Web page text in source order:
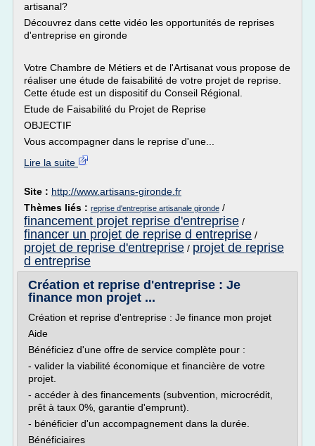
artisanal?
Découvrez dans cette vidéo les opportunités de reprises
d'entreprise en gironde
Votre Chambre de Métiers et de l'Artisanat vous propose de
réaliser une étude de faisabilité de votre projet de reprise.
Cette étude est un dispositif du Conseil Régional.
Etude de Faisabilité du Projet de Reprise
OBJECTIF
Vous accompagner dans le reprise d'une...
Lire la suite
Site : http://www.artisans-gironde.fr
Thèmes liés : reprise d'entreprise artisanale gironde /
financement projet reprise d'entreprise /
financer un projet de reprise d entreprise /
projet de reprise d'entreprise / projet de reprise
d entreprise
Création et reprise d'entreprise : Je
finance mon projet ...
Création et reprise d'entreprise : Je finance mon projet
Aide
Bénéficiez d'une offre de service complète pour :
- valider la viabilité économique et financière de votre
projet.
- accéder à des financements (subvention, microcrédit,
prêt à taux 0%, garantie d'emprunt).
- bénéficier d'un accompagnement dans la durée.
Bénéficiaires